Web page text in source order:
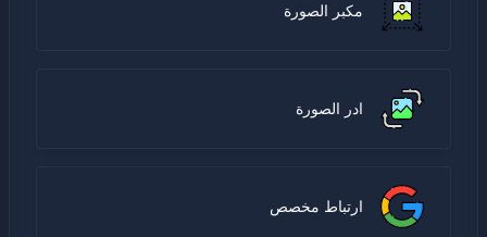
مكبر الصورة
ادر الصورة
ارتباط مخصص